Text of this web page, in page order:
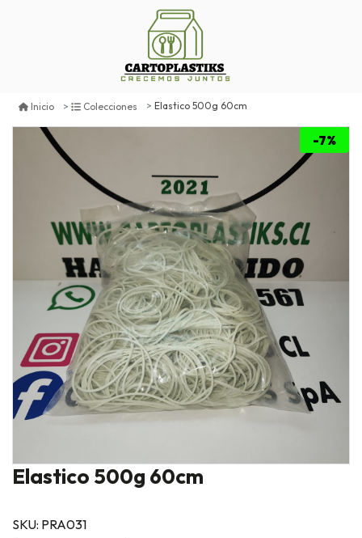
Inicio Colecciones Elastico 500g 60cm
-7%
Elastico 500g 60cm
SKU: PRA031